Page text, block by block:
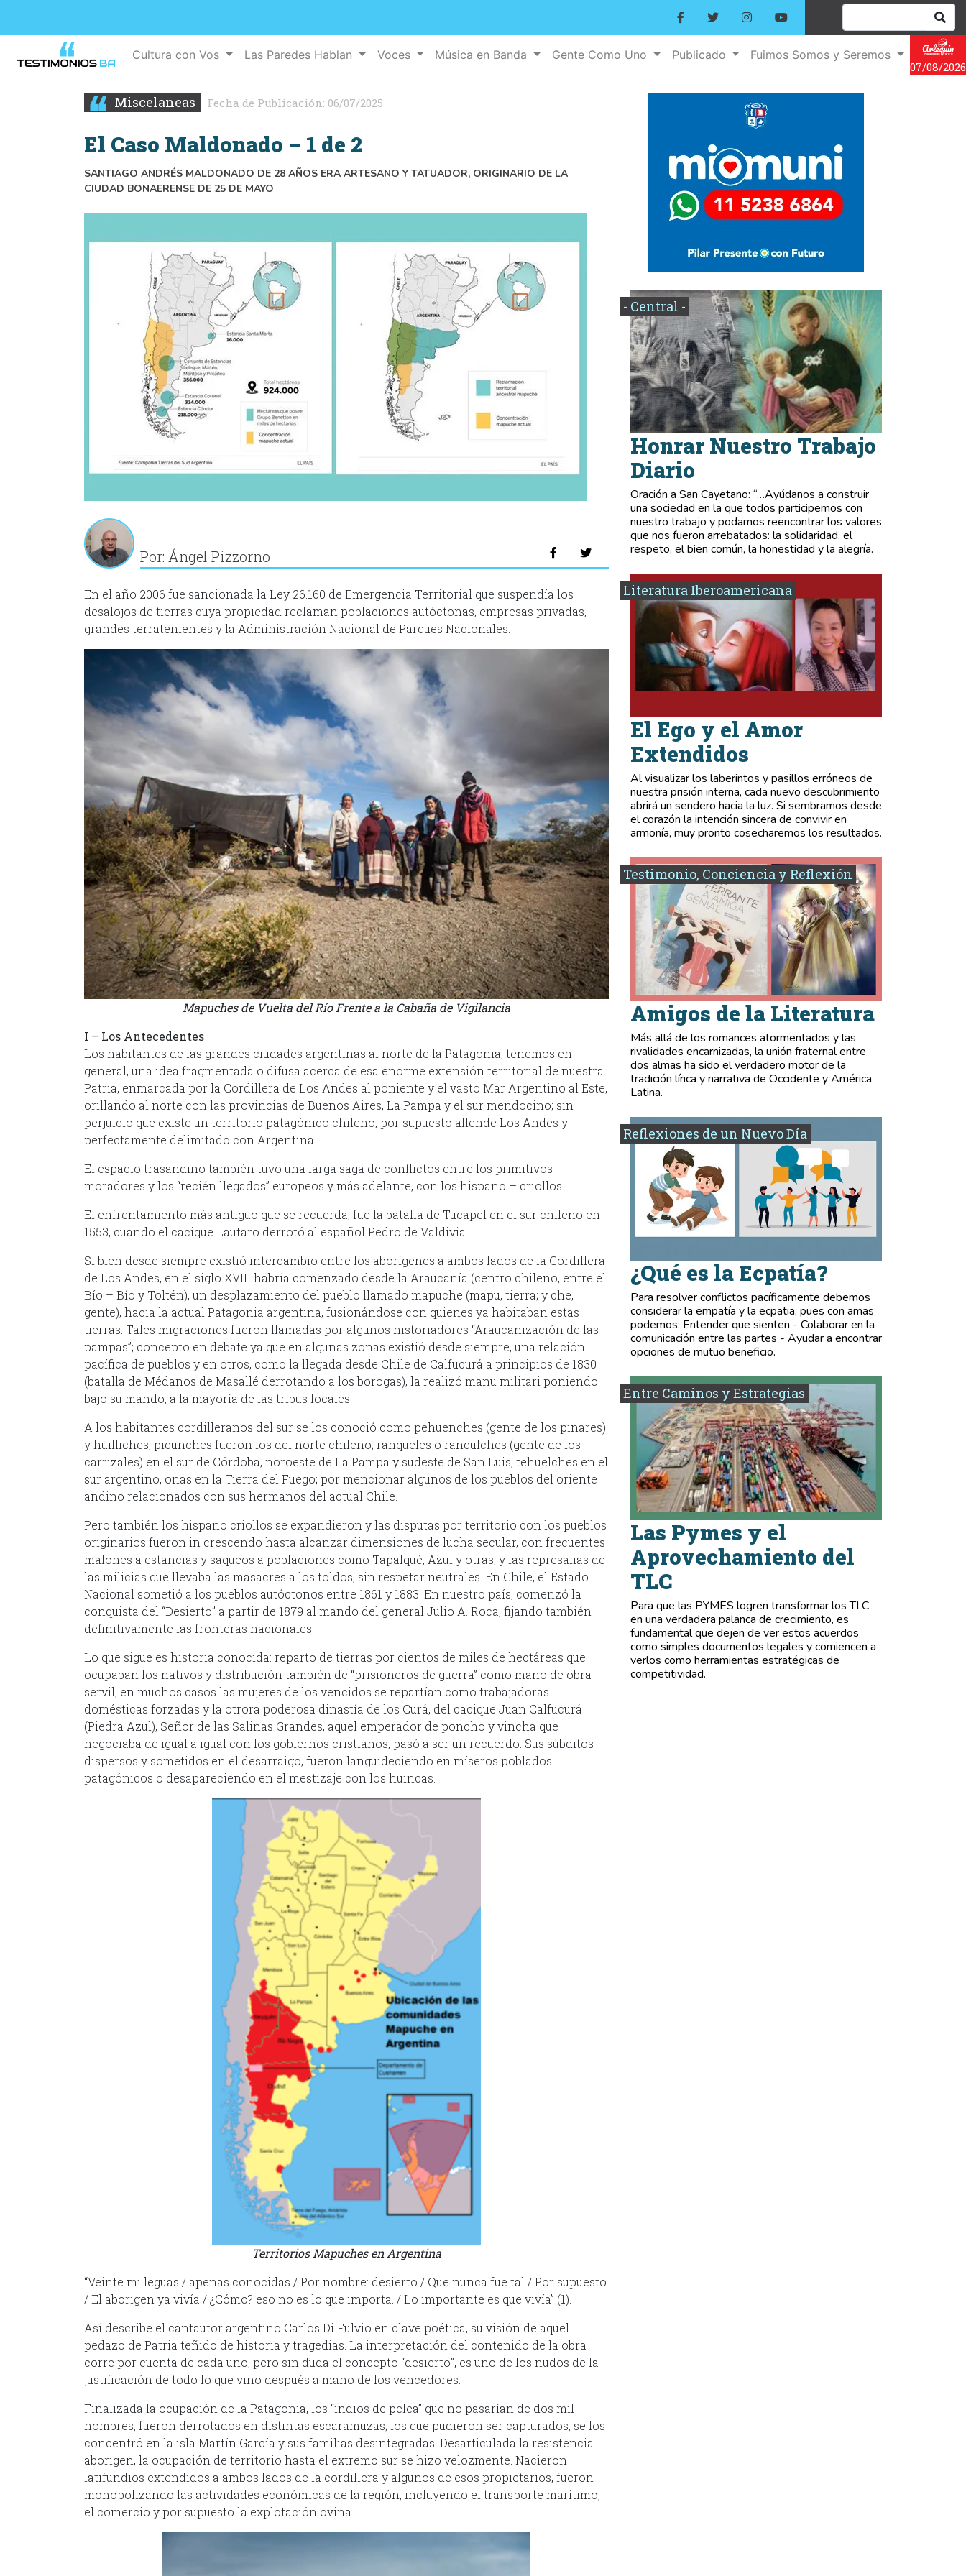
Cultura con Vos Las Paredes Hablan Voces Música en Banda Gente Como Uno Publicado
Fuimos Somos y Seremos
07/08/2026
Miscelaneas Fecha de Publicación: 06/07/2025
El Caso Maldonado – 1 de 2
SANTIAGO ANDRÉS MALDONADO DE 28 AÑOS ERA ARTESANO Y TATUADOR, ORIGINARIO DE LA
CIUDAD BONAERENSE DE 25 DE MAYO
Por: Ángel Pizzorno
En el año 2006 fue sancionada la Ley 26.160 de Emergencia Territorial que suspendía los
desalojos de tierras cuya propiedad reclaman poblaciones autóctonas, empresas privadas,
grandes terratenientes y la Administración Nacional de Parques Nacionales.
Mapuches de Vuelta del Río Frente a la Cabaña de Vigilancia
I – Los Antecedentes
Los habitantes de las grandes ciudades argentinas al norte de la Patagonia, tenemos en
general, una idea fragmentada o difusa acerca de esa enorme extensión territorial de nuestra
Patria, enmarcada por la Cordillera de Los Andes al poniente y el vasto Mar Argentino al Este,
orillando al norte con las provincias de Buenos Aires, La Pampa y el sur mendocino; sin
perjuicio que existe un territorio patagónico chileno, por supuesto allende Los Andes y
perfectamente delimitado con Argentina.
El espacio trasandino también tuvo una larga saga de conflictos entre los primitivos
moradores y los “recién llegados” europeos y más adelante, con los hispano – criollos.
El enfrentamiento más antiguo que se recuerda, fue la batalla de Tucapel en el sur chileno en
1553, cuando el cacique Lautaro derrotó al español Pedro de Valdivia.
Si bien desde siempre existió intercambio entre los aborígenes a ambos lados de la Cordillera
de Los Andes, en el siglo XVIII habría comenzado desde la Araucanía (centro chileno, entre el
Bío – Bío y Toltén), un desplazamiento del pueblo llamado mapuche (mapu, tierra; y che,
gente), hacia la actual Patagonia argentina, fusionándose con quienes ya habitaban estas
tierras. Tales migraciones fueron llamadas por algunos historiadores “Araucanización de las
pampas”; concepto en debate ya que en algunas zonas existió desde siempre, una relación
pacífica de pueblos y en otros, como la llegada desde Chile de Calfucurá a principios de 1830
(batalla de Médanos de Masallé derrotando a los borogas), la realizó manu militari poniendo
bajo su mando, a la mayoría de las tribus locales.
A los habitantes cordilleranos del sur se los conoció como pehuenches (gente de los pinares)
y huilliches; picunches fueron los del norte chileno; ranqueles o ranculches (gente de los
carrizales) en el sur de Córdoba, noroeste de La Pampa y sudeste de San Luis, tehuelches en el
sur argentino, onas en la Tierra del Fuego; por mencionar algunos de los pueblos del oriente
andino relacionados con sus hermanos del actual Chile.
Pero también los hispano criollos se expandieron y las disputas por territorio con los pueblos
originarios fueron in crescendo hasta alcanzar dimensiones de lucha secular, con frecuentes
malones a estancias y saqueos a poblaciones como Tapalqué, Azul y otras; y las represalias de
las milicias que llevaba las masacres a los toldos, sin respetar neutrales. En Chile, el Estado
Nacional sometió a los pueblos autóctonos entre 1861 y 1883. En nuestro país, comenzó la
conquista del “Desierto” a partir de 1879 al mando del general Julio A. Roca, fijando también
definitivamente las fronteras nacionales.
Lo que sigue es historia conocida: reparto de tierras por cientos de miles de hectáreas que
ocupaban los nativos y distribución también de “prisioneros de guerra” como mano de obra
servil; en muchos casos las mujeres de los vencidos se repartían como trabajadoras
domésticas forzadas y la otrora poderosa dinastía de los Curá, del cacique Juan Calfucurá
(Piedra Azul), Señor de las Salinas Grandes, aquel emperador de poncho y vincha que
negociaba de igual a igual con los gobiernos cristianos, pasó a ser un recuerdo. Sus súbditos
dispersos y sometidos en el desarraigo, fueron languideciendo en míseros poblados
patagónicos o desapareciendo en el mestizaje con los huincas.
Territorios Mapuches en Argentina
“Veinte mi leguas / apenas conocidas / Por nombre: desierto / Que nunca fue tal / Por supuesto.
/ El aborigen ya vivía / ¿Cómo? eso no es lo que importa. / Lo importante es que vivía” (1).
Así describe el cantautor argentino Carlos Di Fulvio en clave poética, su visión de aquel
pedazo de Patria teñido de historia y tragedias. La interpretación del contenido de la obra
corre por cuenta de cada uno, pero sin duda el concepto “desierto”, es uno de los nudos de la
justificación de todo lo que vino después a mano de los vencedores.
Finalizada la ocupación de la Patagonia, los “indios de pelea” que no pasarían de dos mil
hombres, fueron derrotados en distintas escaramuzas; los que pudieron ser capturados, se los
concentró en la isla Martín García y sus familias desintegradas. Desarticulada la resistencia
aborigen, la ocupación de territorio hasta el extremo sur se hizo velozmente. Nacieron
latifundios extendidos a ambos lados de la cordillera y algunos de esos propietarios, fueron
monopolizando las actividades económicas de la región, incluyendo el transporte marítimo,
el comercio y por supuesto la explotación ovina.
- Central -
Honrar Nuestro Trabajo
Diario
Oración a San Cayetano: “…Ayúdanos a construir
una sociedad en la que todos participemos con
nuestro trabajo y podamos reencontrar los valores
que nos fueron arrebatados: la solidaridad, el
respeto, el bien común, la honestidad y la alegría.
Literatura Iberoamericana
El Ego y el Amor
Extendidos
Al visualizar los laberintos y pasillos erróneos de
nuestra prisión interna, cada nuevo descubrimiento
abrirá un sendero hacia la luz. Si sembramos desde
el corazón la intención sincera de convivir en
armonía, muy pronto cosecharemos los resultados.
Testimonio, Conciencia y Reflexión
Amigos de la Literatura
Más allá de los romances atormentados y las
rivalidades encarnizadas, la unión fraternal entre
dos almas ha sido el verdadero motor de la
tradición lírica y narrativa de Occidente y América
Latina.
Reflexiones de un Nuevo Día
¿Qué es la Ecpatía?
Para resolver conflictos pacíficamente debemos
considerar la empatía y la ecpatia, pues con amas
podemos: Entender que sienten - Colaborar en la
comunicación entre las partes - Ayudar a encontrar
opciones de mutuo beneficio.
Entre Caminos y Estrategias
Las Pymes y el
Aprovechamiento del
TLC
Para que las PYMES logren transformar los TLC
en una verdadera palanca de crecimiento, es
fundamental que dejen de ver estos acuerdos
como simples documentos legales y comiencen a
verlos como herramientas estratégicas de
competitividad.